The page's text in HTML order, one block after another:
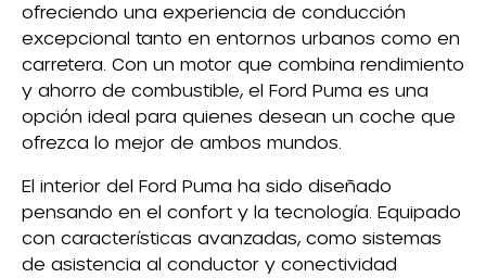
ofreciendo una experiencia de conducción
excepcional tanto en entornos urbanos como en
carretera. Con un motor que combina rendimiento
y ahorro de combustible, el Ford Puma es una
opción ideal para quienes desean un coche que
ofrezca lo mejor de ambos mundos.
El interior del Ford Puma ha sido diseñado
pensando en el confort y la tecnología. Equipado
con características avanzadas, como sistemas
de asistencia al conductor y conectividad